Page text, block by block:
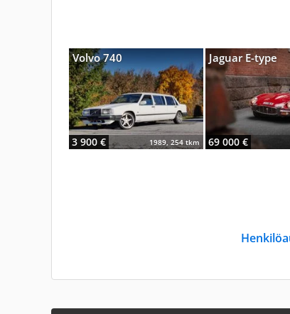
Volvo 740
3 900 € 1989, 254 tkm
Jaguar E-type
69 000 €